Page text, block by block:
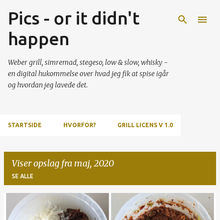
Gå videre til hovedindholdet
Pics - or it didn't
happen
Weber grill, simremad, stegeso, low & slow, whisky -
en digital hukommelse over hvad jeg fik at spise igår
og hvordan jeg lavede det.
STARTSIDE HVORFOR? GRILL LICENS V 1.0
Viser opslag fra maj, 2020
SE ALLE